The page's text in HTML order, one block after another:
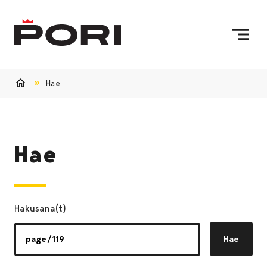
Hae
Hae
Hakusana(t)
Hae